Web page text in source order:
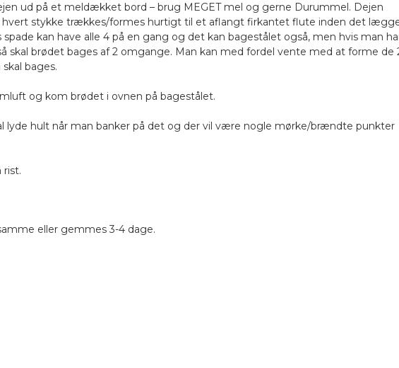
ud på et meldækket bord – brug MEGET mel og gerne Durummel. Dejen
hvert stykke trækkes/formes hurtigt til et aflangt firkantet flute inden det
spade kan have alle 4 på en gang og det kan bagestålet også, men hvis man
skal brødet bages af 2 omgange. Man kan med fordel vente med at forme de
bages.
og kom brødet i ovnen på bagestålet.
lyde hult når man banker på det og der vil være nogle mørke/brændte punkter
rist.
eller gemmes 3-4 dage.